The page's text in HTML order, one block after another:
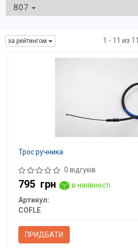
807
за рейтингом 1 - 11 из 11
Трос ручника
0 відгуків
795 грн
в наявності
Артикул:
COFLE
ПРИДБАТИ